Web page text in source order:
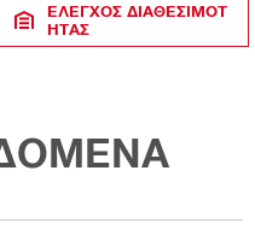
ΈΛΕΓΧΟΣ ΔΙΑΘΕΣΙΜΌΤ
ΗΤΑΣ